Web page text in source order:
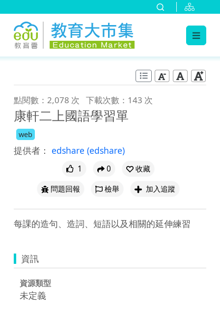
點閱數：2,078 次 下載次數：143 次
康軒二上國語學習單
web
提供者： edshare (edshare)
1 0
收藏
問題回報
檢舉 加入追蹤
每課的造句、造詞、短語以及相關的延伸練習
資訊
資源類型
未定義